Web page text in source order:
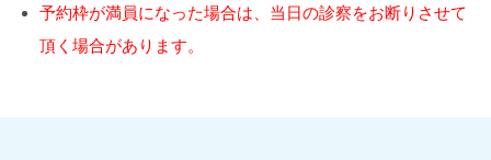
予約枠が満員になった場合は、当日の診察をお断りさせて
頂く場合があります。